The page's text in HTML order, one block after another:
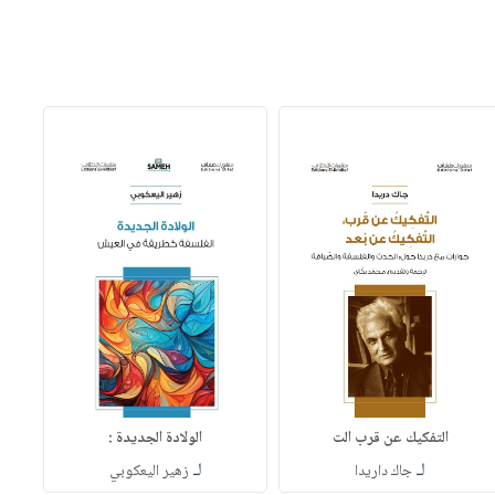
التفكيك عن قرب الت
لـجاك داريدا
الولادة الجديدة :
لـ زهير اليعكوبي